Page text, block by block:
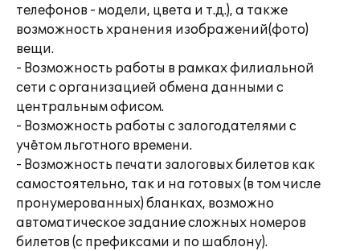
телефонов - модели, цвета и т.д.), а также
возможность хранения изображений(фото)
вещи.
- Возможность работы в рамках филиальной
сети с организацией обмена данными с
центральным офисом.
- Возможность работы с залогодателями с
учётом льготного времени.
- Возможность печати залоговых билетов как
самостоятельно, так и на готовых (в том числе
пронумерованных) бланках, возможно
автоматическое задание сложных номеров
билетов (с префиксами и по шаблону).